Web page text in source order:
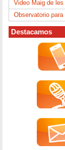
Video Maig de les
Observatorio
Destacamos